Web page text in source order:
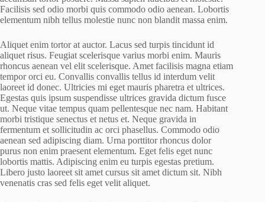
Facilisis sed odio morbi quis commodo odio aenean. Lobortis
elementum nibh tellus molestie nunc non blandit massa enim.
Aliquet enim tortor at auctor. Lacus sed turpis tincidunt id
aliquet risus. Feugiat scelerisque varius morbi enim. Mauris
rhoncus aenean vel elit scelerisque. Amet facilisis magna etiam
tempor orci eu. Convallis convallis tellus id interdum velit
laoreet id donec. Ultricies mi eget mauris pharetra et ultrices.
Egestas quis ipsum suspendisse ultrices gravida dictum fusce
ut. Neque vitae tempus quam pellentesque nec nam. Habitant
morbi tristique senectus et netus et. Neque gravida in
fermentum et sollicitudin ac orci phasellus. Commodo odio
aenean sed adipiscing diam. Urna porttitor rhoncus dolor
purus non enim praesent elementum. Eget felis eget nunc
lobortis mattis. Adipiscing enim eu turpis egestas pretium.
Libero justo laoreet sit amet cursus sit amet dictum sit. Nibh
venenatis cras sed felis eget velit aliquet.